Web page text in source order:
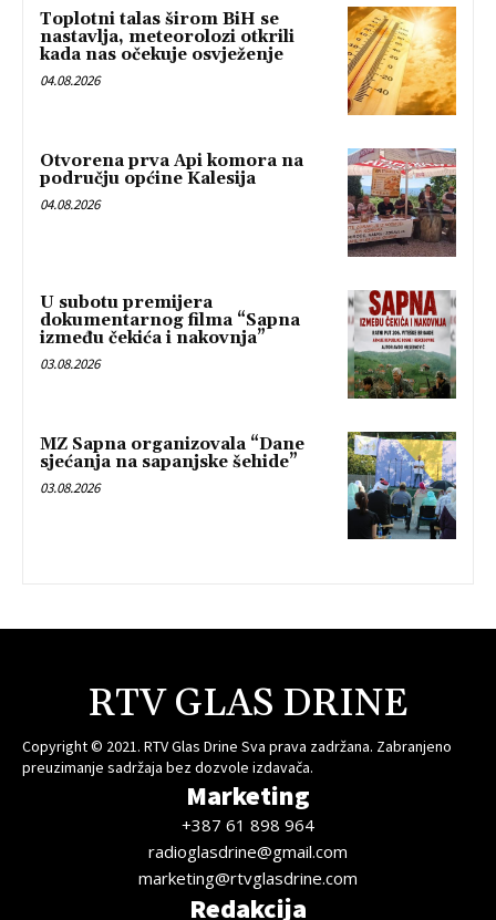
Toplotni talas širom BiH se
nastavlja, meteorolozi otkrili
kada nas očekuje osvježenje
04.08.2026
Otvorena prva Api komora na
području općine Kalesija
04.08.2026
U subotu premijera
dokumentarnog filma “Sapna
između čekića i nakovnja”
03.08.2026
MZ Sapna organizovala “Dane
sjećanja na sapanjske šehide”
03.08.2026
RTV GLAS DRINE
Copyright © 2021. RTV Glas Drine Sva prava zadržana. Zabranjeno
preuzimanje sadržaja bez dozvole izdavača.
Marketing
+387 61 898 964
radioglasdrine@gmail.com
marketing@rtvglasdrine.com
Redakcija